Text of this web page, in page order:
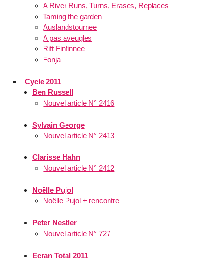
A River Runs, Turns, Erases, Replaces
Taming the garden
Auslandstournee
A pas aveugles
Rift Finfinnee
Fonja
_Cycle 2011
Ben Russell
Nouvel article N° 2416
Sylvain George
Nouvel article N° 2413
Clarisse Hahn
Nouvel article N° 2412
Noëlle Pujol
Noëlle Pujol + rencontre
Peter Nestler
Nouvel article N° 727
Ecran Total 2011